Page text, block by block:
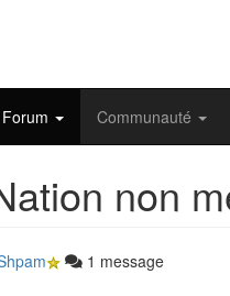
Forum Communauté
non
1 message